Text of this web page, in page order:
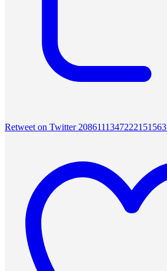
Retweet on Twitter 2086111347222151563